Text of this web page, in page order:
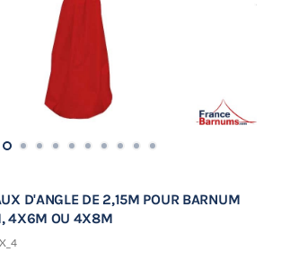
D'ANGLE DE 2,15M POUR BARNUM
4X6M OU 4X8M